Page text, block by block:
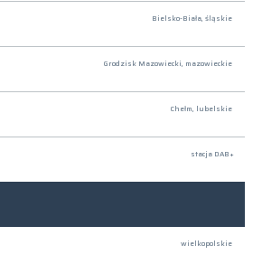
Bielsko-Biała, śląskie
Grodzisk Mazowiecki, mazowieckie
Chełm, lubelskie
stacja DAB+
wielkopolskie